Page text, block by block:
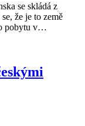
se skládá z
že je to země
pobytu v…